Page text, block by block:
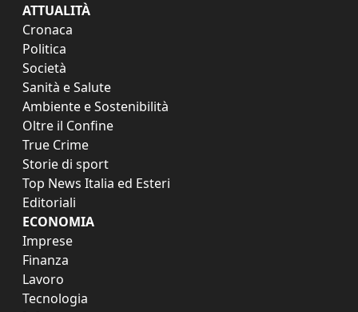
ATTUALITÀ
Cronaca
Politica
Società
Sanità e Salute
Ambiente e Sostenibilità
Oltre il Confine
True Crime
Storie di sport
Top News Italia ed Esteri
Editoriali
ECONOMIA
Imprese
Finanza
Lavoro
Tecnologia